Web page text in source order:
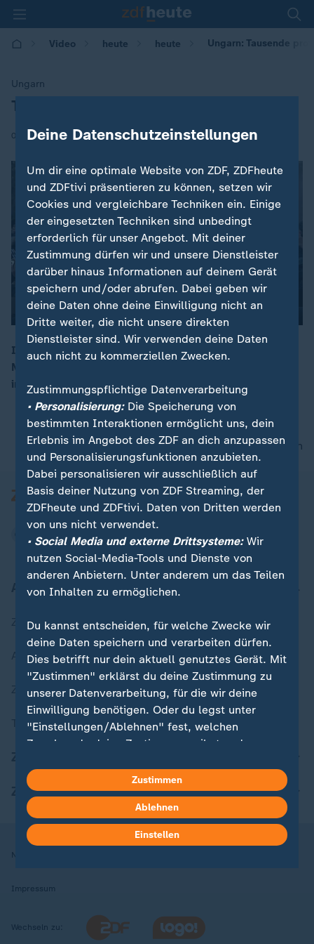
Video heute heute Ungarn: Tausende
Ungarn
:
Tausende protestieren gegen Orban
09.05.2018 | 08:05
00:05
In Ungarn haben tausende Menschen gegen
Ministerpräsident Orban demonstriert. Er soll morgen
im Parlament wiedergewählt werden.
nach oben
Aktuell bei ZDFheute
Zuletzt veröffentlicht
Aktuelle Sendungs-Videos
ZDFheute Stories
Themen im Überblick
ZDFheute Apps
Nutzungsbedingungen
Impressum
Wechseln zu:
Deine Datenschutzeinstellungen
Um dir eine optimale Website von ZDF, ZDFheute
und ZDFtivi präsentieren zu können, setzen wir
Cookies und vergleichbare Techniken ein. Einige
der eingesetzten Techniken sind unbedingt
erforderlich für unser Angebot. Mit deiner
Zustimmung dürfen wir und unsere Dienstleister
darüber hinaus Informationen auf deinem Gerät
speichern und/oder abrufen. Dabei geben wir
deine Daten ohne deine Einwilligung nicht an
Dritte weiter, die nicht unsere direkten
Dienstleister sind. Wir verwenden deine Daten
auch nicht zu kommerziellen Zwecken.
Zustimmungspflichtige Datenverarbeitung
• Personalisierung:Die Speicherung von
bestimmten Interaktionen ermöglicht uns, dein
Erlebnis im Angebot des ZDF an dich anzupassen
und Personalisierungsfunktionen anzubieten.
Dabei personalisieren wir ausschließlich auf
Basis deiner Nutzung von ZDF Streaming, der
ZDFheute und ZDFtivi. Daten von Dritten werden
von uns nicht verwendet.
• Social Media und externe Drittsysteme:Wir
nutzen Social-Media-Tools und Dienste von
anderen Anbietern. Unter anderem um das Teilen
von Inhalten zu ermöglichen.
Du kannst entscheiden, für welche Zwecke wir
deine Daten speichern und verarbeiten dürfen.
Dies betrifft nur dein aktuell genutztes Gerät. Mit
"Zustimmen" erklärst du deine Zustimmung zu
unserer Datenverarbeitung, für die wir deine
Einwilligung benötigen. Oder du legst unter
"Einstellungen/Ablehnen" fest, welchen
Zwecken du deine Zustimmung gibst und
kannst du jederzeit mit Wirkung für die Zukunft
in deinen Einstellungen widerrufen oder ändern.
Hier findest du das Impressum.
Weitere Informationen findest du in unserer
Zustimmen
Ablehnen
Einstellen